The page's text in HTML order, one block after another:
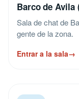
Barco de Avila
Sala de chat de
gente de la zona.
Entrar a la sala→